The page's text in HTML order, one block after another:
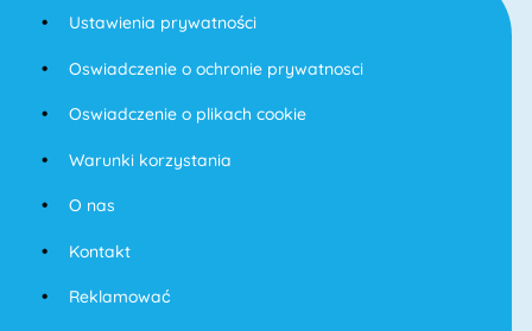
Ustawienia prywatności
Oswiadczenie o ochronie prywatnosci
Oswiadczenie o plikach cookie
Warunki korzystania
O nas
Kontakt
Reklamować